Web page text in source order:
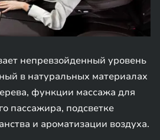
непревзойденный уровень
в натуральных материалах
функции массажа для
пассажира, подсветке
и ароматизации воздуха.